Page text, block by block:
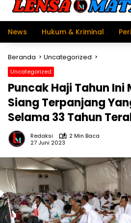
News Hukum & Kriminal
Beranda Uncategorized
Uncategorized
Puncak Haji Tahun Ini
Siang Terpanjang
Selama 33 Tahun
Redaksi
2 Min Baca
27 Juni 2023